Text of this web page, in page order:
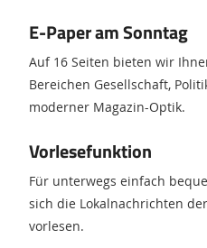
E-Paper am Sonntag
Auf 16 Seiten bieten wir
Bereichen Gesellschaft,
moderner Magazin-Optik.
Vorlesefunktion
Für unterwegs einfach
sich die Lokalnachrichten
vorlesen.